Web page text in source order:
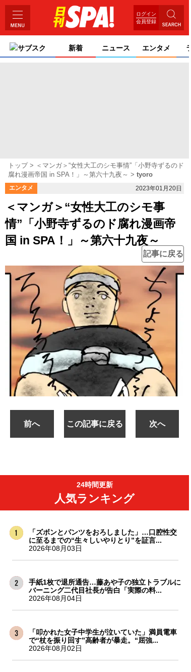
ログイン
会員登録
サブスク 新着 ニュース エンタメ
トップ
＜マンガ＞“女性大工のシモ事情”「小野寺ずるのド
腐れ漫画帝国 in SPA！」～第六十九夜～
tyoro
エンタメ 2023年01月20日
＜マンガ＞“女性大工のシモ事
情”「小野寺ずるのド腐れ漫画帝
国 in SPA！」～第六十九夜～
記事に戻る
前へ この記事に戻る 次へ
24時間更新
人気ランキング
「ズボンとパンツをおろしました」…口腔性交
に至るまでの“生々しいやりとり”を証言...
2026年08月03日
手紙1枚で退所通告…藤あや子の独立トラブルに
バーニング二代目社長が告白「実際の料...
2026年08月04日
「叩かれた女子中学生が泣いていた」満員電車
で“杖を振り回す”高齢者が暴走。“屈強...
2026年08月02日